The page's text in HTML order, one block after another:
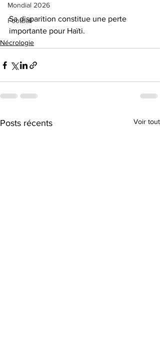
Mondial 2026
Football
Sa disparition constitue une perte
importante pour Haïti.
Nécrologie
Posts récents Voir tout